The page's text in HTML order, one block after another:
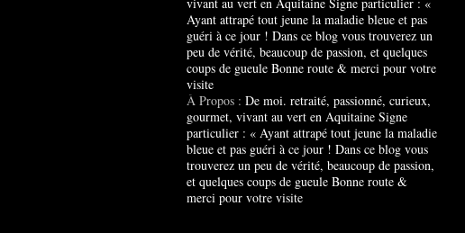
À Propos : De moi. retraité, passionné, curieux,
gourmet, vivant au vert en Aquitaine Signe
particulier : « Ayant attrapé tout jeune la maladie
bleue et pas guéri à ce jour ! Dans ce blog vous
trouverez un peu de vérité, beaucoup de passion,
et quelques coups de gueule Bonne route &
merci pour votre visite